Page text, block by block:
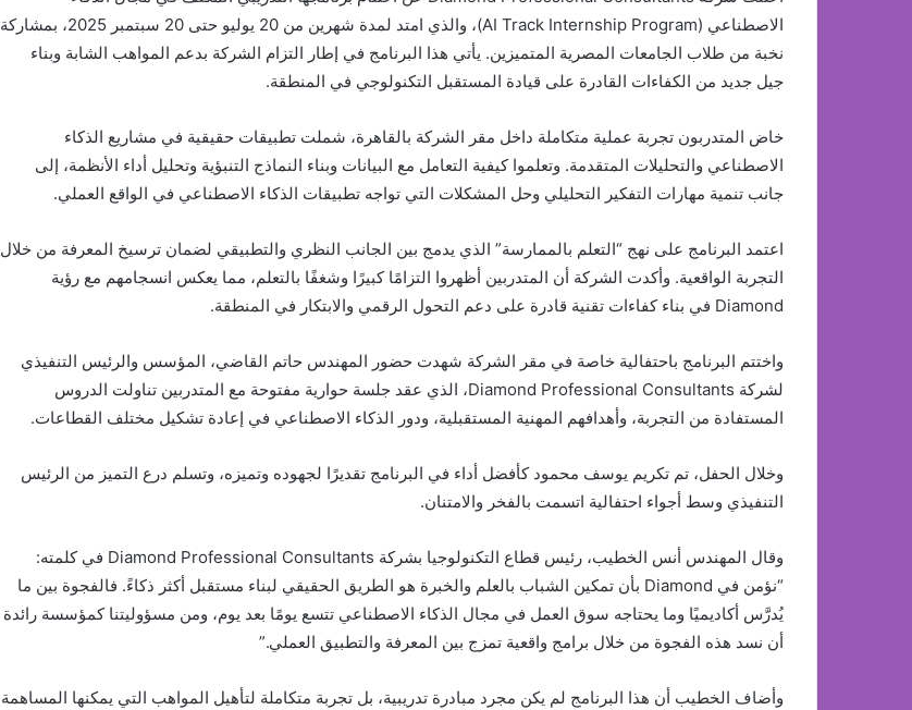
الاصطناعي (AI Track Internship Program)، والذي امتد لمدة شهرين من 20 يوليو حتى 20 سبتمبر 2025، بمشاركة
نخبة من طلاب الجامعات المصرية المتميزين. يأتي هذا البرنامج في إطار التزام الشركة بدعم المواهب الشابة وبناء
جيل جديد من الكفاءات القادرة على قيادة المستقبل التكنولوجي في المنطقة.
خاض المتدربون تجربة عملية متكاملة داخل مقر الشركة بالقاهرة، شملت تطبيقات حقيقية في مشاريع الذكاء
الاصطناعي والتحليلات المتقدمة. وتعلموا كيفية التعامل مع البيانات وبناء النماذج التنبؤية وتحليل أداء الأنظمة، إلى
جانب تنمية مهارات التفكير التحليلي وحل المشكلات التي تواجه تطبيقات الذكاء الاصطناعي في الواقع العملي.
اعتمد البرنامج على نهج “التعلم بالممارسة” الذي يدمج بين الجانب النظري والتطبيقي لضمان ترسيخ المعرفة من خلال
التجربة الواقعية. وأكدت الشركة أن المتدربين أظهروا التزامًا كبيرًا وشغفًا بالتعلم، مما يعكس انسجامهم مع رؤية
Diamond في بناء كفاءات تقنية قادرة على دعم التحول الرقمي والابتكار في المنطقة.
واختتم البرنامج باحتفالية خاصة في مقر الشركة شهدت حضور المهندس حاتم القاضي، المؤسس والرئيس التنفيذي
لشركة Diamond Professional Consultants، الذي عقد جلسة حوارية مفتوحة مع المتدربين تناولت الدروس
المستفادة من التجربة، وأهدافهم المهنية المستقبلية، ودور الذكاء الاصطناعي في إعادة تشكيل مختلف القطاعات.
وخلال الحفل، تم تكريم يوسف محمود كأفضل أداء في البرنامج تقديرًا لجهوده وتميزه، وتسلم درع التميز من الرئيس
التنفيذي وسط أجواء احتفالية اتسمت بالفخر والامتنان.
وقال المهندس أنس الخطيب، رئيس قطاع التكنولوجيا بشركة Diamond Professional Consultants في كلمته:
“نؤمن في Diamond بأن تمكين الشباب بالعلم والخبرة هو الطريق الحقيقي لبناء مستقبل أكثر ذكاءً. فالفجوة بين ما
يُدرَّس أكاديميًا وما يحتاجه سوق العمل في مجال الذكاء الاصطناعي تتسع يومًا بعد يوم، ومن مسؤوليتنا كمؤسسة رائدة
أن نسد هذه الفجوة من خلال برامج واقعية تمزج بين المعرفة والتطبيق العملي.”
وأضاف الخطيب أن هذا البرنامج لم يكن مجرد مبادرة تدريبية، بل تجربة متكاملة لتأهيل المواهب التي يمكنها المساهمة